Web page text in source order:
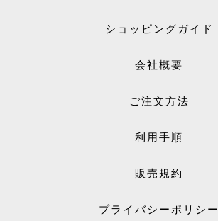
ショッピングガイド
会社概要
ご注文方法
利用手順
販売規約
プライバシーポリシー